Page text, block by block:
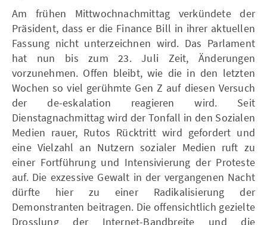
Am frühen Mittwochnachmittag verkündete der
Präsident, dass er die Finance Bill in ihrer aktuellen
Fassung nicht unterzeichnen wird. Das Parlament
hat nun bis zum 23. Juli Zeit, Änderungen
vorzunehmen. Offen bleibt, wie die in den letzten
Wochen so viel gerühmte Gen Z auf diesen Versuch
der de-eskalation reagieren wird. Seit
Dienstagnachmittag wird der Tonfall in den Sozialen
Medien rauer, Rutos Rücktritt wird gefordert und
eine Vielzahl an Nutzern sozialer Medien ruft zu
einer Fortführung und Intensivierung der Proteste
auf. Die exzessive Gewalt in der vergangenen Nacht
dürfte hier zu einer Radikalisierung der
Demonstranten beitragen. Die offensichtlich gezielte
Drosslung der Internet-Bandbreite und die